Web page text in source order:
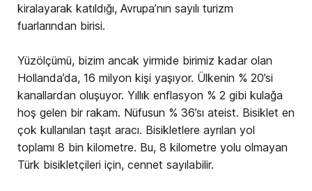
kiralayarak katıldığı, Avrupa’nın sayılı turizm
fuarlarından birisi.
Yüzölçümü, bizim ancak yirmide birimiz kadar olan
Hollanda’da, 16 milyon kişi yaşıyor. Ülkenin % 20’si
kanallardan oluşuyor. Yıllık enflasyon % 2 gibi kulağa
hoş gelen bir rakam. Nüfusun % 36’sı ateist. Bisiklet en
çok kullanılan taşıt aracı. Bisikletlere ayrılan yol
toplamı 8 bin kilometre. Bu, 8 kilometre yolu olmayan
Türk bisikletçileri için, cennet sayılabilir.